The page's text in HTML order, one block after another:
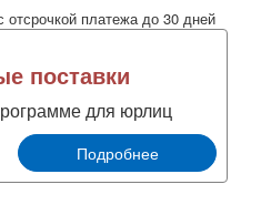
платежа до 30 дней
поставки
для юрлиц
Подробнее